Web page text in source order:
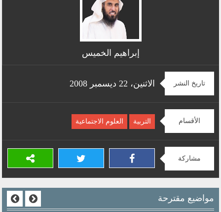
إبراهيم الخميس
تاريخ النشر الاثنين، 22 ديسمبر 2008
الأقسام التربية العلوم الاجتماعية
مشاركة
مواضيع مقترحة